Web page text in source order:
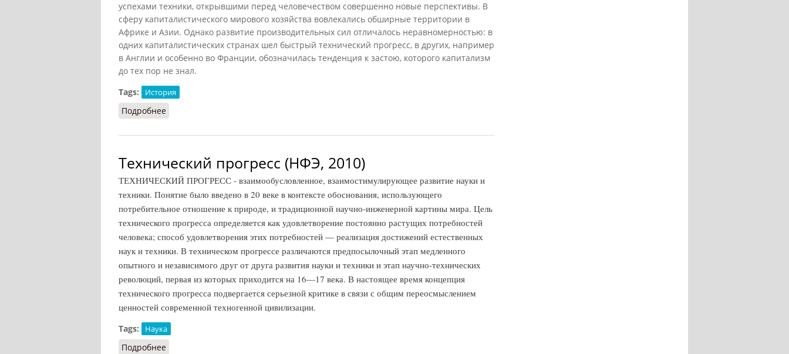
успехами техники, открывшими перед человечеством совершенно новые перспективы. В
сферу капиталистического мирового хозяйства вовлекались обширные территории в
Африке и Азии. Однако развитие производительных сил отличалось неравномерностью: в
одних капиталистических странах шел быстрый технический прогресс, в других, например
в Англии и особенно во Франции, обозначилась тенденция к застою, которого капитализм
до тех пор не знал.
Tags:
История
Подробнее
Технический прогресс (НФЭ, 2010)
ТЕХНИЧЕСКИЙ ПРОГРЕСС - взаимообусловленное, взаимостимулирующее развитие науки и
техники. Понятие было введено в 20 веке в контексте обоснования, использующего
потребительное отношение к природе, и традиционной научно-инженерной картины мира. Цель
технического прогресса определяется как удовлетворение постоянно растущих потребностей
человека; способ удовлетворения этих потребностей — реализация достижений естественных
наук и техники. В техническом прогрессе различаются предпосылочный этап медленного
опытного и независимого друг от друга развития науки и техники и этап научно-технических
революций, первая из которых приходится на 16—17 века. В настоящее время концепция
технического прогресса подвергается серьезной критике в связи с общим переосмыслением
ценностей современной техногенной цивилизации.
Tags: Наука
Подробнее